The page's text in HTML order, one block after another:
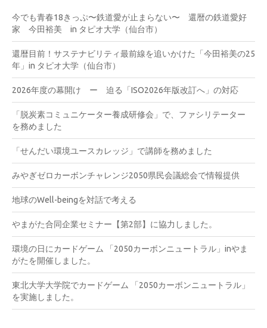
今でも青春18きっぷ〜鉄道愛が止まらない〜 還暦の鉄道愛好
家 今田裕美 in タピオ大学（仙台市）
還暦目前！サステナビリティ最前線を追いかけた「今田裕美の25
年」in タピオ大学（仙台市）
2026年度の幕開け ー 迫る「ISO2026年版改訂へ」の対応
「脱炭素コミュニケーター養成研修会」で、ファシリテーター
を務めました
「せんだい環境ユースカレッジ」で講師を務めました
みやぎゼロカーボンチャレンジ2050県民会議総会で情報提供
地球のWell-beingを対話で考える
やまがた合同企業セミナー【第2部】に協力しました。
環境の日にカードゲーム 「2050カーボンニュートラル」inやま
がたを開催しました。
東北大学大学院でカードゲーム 「2050カーボンニュートラル」
を実施しました。